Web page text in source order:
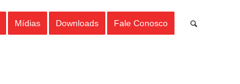
Mídias Downloads Fale Conosco